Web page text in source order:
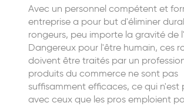
Avec un personnel compétent et
entreprise a pour but d'éliminer
rongeurs, peu importe la gravité de
Dangereux pour l'être humain, ces
doivent être traités par un
produits du commerce ne sont pas
suffisamment efficaces, ce qui n'est
avec ceux que les pros emploient